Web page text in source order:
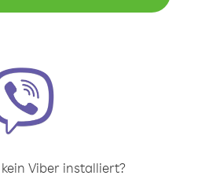
Viber installiert?